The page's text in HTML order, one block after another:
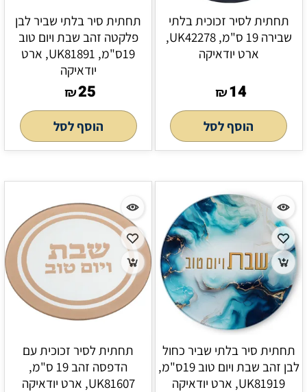
תחתית לסיר זכוכית בלתי
שבירה 19 ס"מ, UK42278,
ארט יודאיקה
₪14
הוסף לסל
תחתית סיר בלתי שביר לבן
פלקטה זהב שבת ויום טוב
19ס"מ, UK81891, ארט
יודאיקה
₪25
הוסף לסל
תחתית סיר בלתי שביר כחול
לבן זהב שבת ויום טוב 19ס"מ,
UK81919, ארט יודאיקה
תחתית לסיר זכוכית עם
הדפסה זהב 19 ס"מ,
UK81607, ארט יודאיקה